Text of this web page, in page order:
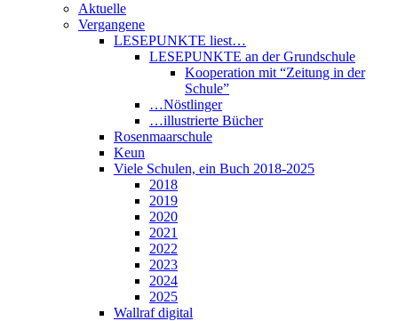
Aktuelle
Vergangene
LESEPUNKTE liest…
LESEPUNKTE an der Grundschule
Kooperation mit “Zeitung in der
Schule”
…Nöstlinger
…illustrierte Bücher
Rosenmaarschule
Keun
Viele Schulen, ein Buch 2018-2025
2018
2019
2020
2021
2022
2023
2024
2025
Wallraf digital